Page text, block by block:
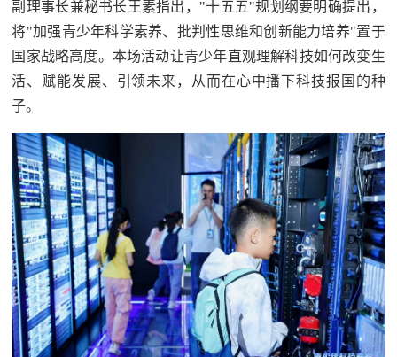
副理事长兼秘书长王素指出，"十五五"规划纲要明确提出，
将"加强青少年科学素养、批判性思维和创新能力培养"置于
国家战略高度。本场活动让青少年直观理解科技如何改变生
活、赋能发展、引领未来，从而在心中播下科技报国的种
子。